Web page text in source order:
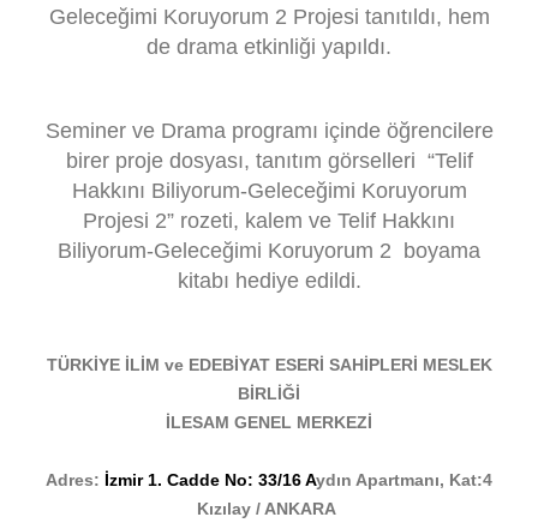
Geleceğimi Koruyorum 2 Projesi tanıtıldı, hem
de drama etkinliği yapıldı.
Seminer ve Drama programı içinde öğrencilere
birer proje dosyası, tanıtım görselleri “Telif
Hakkını Biliyorum-Geleceğimi Koruyorum
Projesi 2” rozeti, kalem ve Telif Hakkını
Biliyorum-Geleceğimi Koruyorum 2 boyama
kitabı hediye edildi.
TÜRKİYE İLİM ve EDEBİYAT ESERİ SAHİPLERİ MESLEK
BİRLİĞİ
İLESAM GENEL MERKEZİ
Adres: İzmir 1. Cadde No: 33/16 Aydın Apartmanı, Kat:4
Kızılay / ANKARA